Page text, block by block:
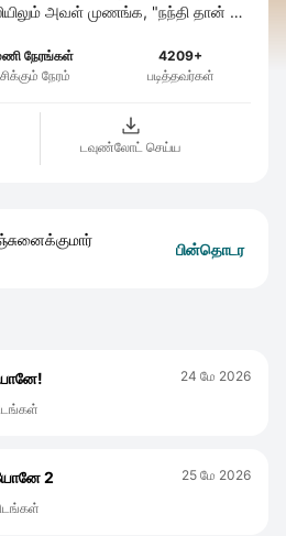
அவள் முணங்க, "நந்தி தான் டி.
நேரங்கள்
நேரம்
4209+
படித்தவர்கள்
டவுண்லோட் செய்ய
பின்தொடர
24 மே 2026
2 25 மே 2026